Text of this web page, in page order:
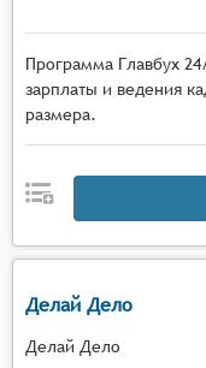
Программа Главбух
зарплаты и ведения
размера.
Делай Дело
Делай Дело